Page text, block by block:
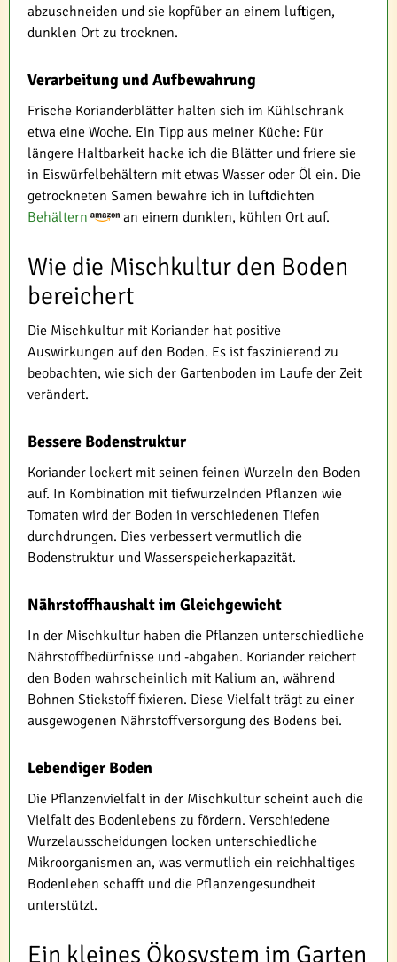
abzuschneiden und sie kopfüber an einem luftigen,
dunklen Ort zu trocknen.
Verarbeitung und Aufbewahrung
Frische Korianderblätter halten sich im Kühlschrank
etwa eine Woche. Ein Tipp aus meiner Küche: Für
längere Haltbarkeit hacke ich die Blätter und friere sie
in Eiswürfelbehältern mit etwas Wasser oder Öl ein. Die
getrockneten Samen bewahre ich in luftdichten
Behältern
an einem dunklen, kühlen Ort auf.
Wie die Mischkultur den Boden
bereichert
Die Mischkultur mit Koriander hat positive
Auswirkungen auf den Boden. Es ist faszinierend zu
beobachten, wie sich der Gartenboden im Laufe der Zeit
verändert.
Bessere Bodenstruktur
Koriander lockert mit seinen feinen Wurzeln den Boden
auf. In Kombination mit tiefwurzelnden Pflanzen wie
Tomaten wird der Boden in verschiedenen Tiefen
durchdrungen. Dies verbessert vermutlich die
Bodenstruktur und Wasserspeicherkapazität.
Nährstoffhaushalt im Gleichgewicht
In der Mischkultur haben die Pflanzen unterschiedliche
Nährstoffbedürfnisse und -abgaben. Koriander reichert
den Boden wahrscheinlich mit Kalium an, während
Bohnen Stickstoff fixieren. Diese Vielfalt trägt zu einer
ausgewogenen Nährstoffversorgung des Bodens bei.
Lebendiger Boden
Die Pflanzenvielfalt in der Mischkultur scheint auch die
Vielfalt des Bodenlebens zu fördern. Verschiedene
Wurzelausscheidungen locken unterschiedliche
Mikroorganismen an, was vermutlich ein reichhaltiges
Bodenleben schafft und die Pflanzengesundheit
unterstützt.
Ein kleines Ökosystem im Garten